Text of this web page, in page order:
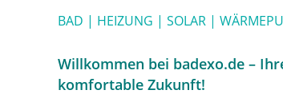
BAD | HEIZUNG | SOLAR |
Willkommen bei badexo.de –
komfortable Zukunft!